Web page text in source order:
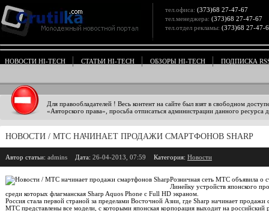
тел.офиса: (373)68 27-47-67
тел.менеджера: (373)68 27-47-67
тел.отдел рекламы: (373)68 27-47-
НОВОСТИ HI-TECH СТАТЬИ HI-TECH ОБЗОРЫ HI-TECH ПОДПИСКА
Для правообладателей ! Весь контент на сайте был взят в свободном
«Авторского права», просьба отписаться администрации данного ресурса
НОВОСТИ / МТС НАЧИНАЕТ ПРОДАЖИ СМАРТФОНОВ SHARP
Автор статьи: admins Дата: 26-04-2013, 07:59 Категория: Новости
Розничная сеть МТС объявила о
Линейку устройств японского
среди которых флагманская Sharp Aquos Phone с Full HD экраном.
Россия стала первой страной за пределами Восточной Азии, где Sharp начинает
МТС представлены все модели, с которыми японская корпорация выходит на